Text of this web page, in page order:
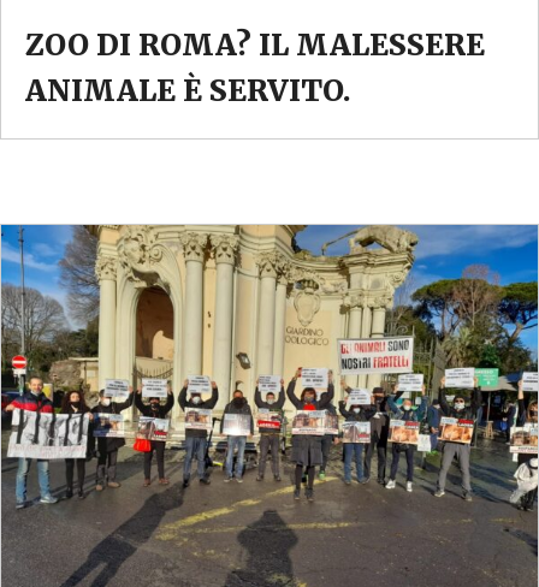
ZOO DI ROMA? IL MALESSERE
ANIMALE È SERVITO.